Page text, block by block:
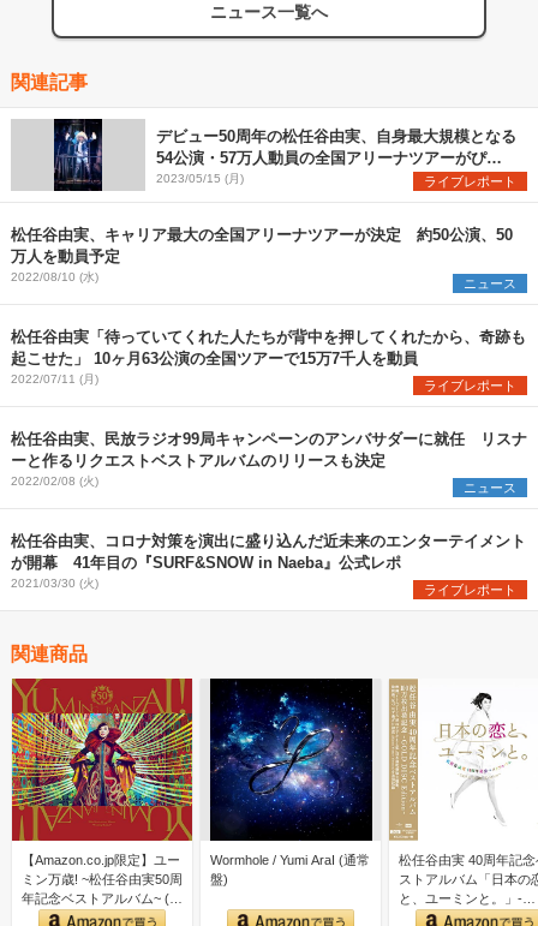
ニュース一覧へ
関連記事
デビュー50周年の松任谷由実、自身最大規模となる
54公演・57万人動員の全国アリーナツアーがぴあ
アリーナMMで開幕
2023/05/15 (月) ライブレポート
松任谷由実、キャリア最大の全国アリーナツアーが決定 約50公演、50
万人を動員予定
2022/08/10 (水) ニュース
松任谷由実「待っていてくれた人たちが背中を押してくれたから、奇跡も
起こせた」 10ヶ月63公演の全国ツアーで15万7千人を動員
2022/07/11 (月) ライブレポート
松任谷由実、民放ラジオ99局キャンペーンのアンバサダーに就任 リスナ
ーと作るリクエストベストアルバムのリリースも決定
2022/02/08 (火) ニュース
松任谷由実、コロナ対策を演出に盛り込んだ近未来のエンターテイメント
が開幕 41年目の『SURF&SNOW in Naeba』公式レポ
2021/03/30 (火) ライブレポート
関連商品
【Amazon.co.jp限定】ユー
ミン万歳! ~松任谷由実50周
年記念ベストアルバム~ (初
回限…
Wormhole / Yumi AraI (通常
盤)
松任谷由実 40周年記念
ストアルバム「日本の
と、ユーミンと。」-
GOLD DISC Editi…